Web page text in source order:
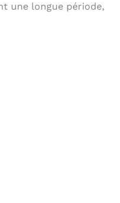
une longue période,